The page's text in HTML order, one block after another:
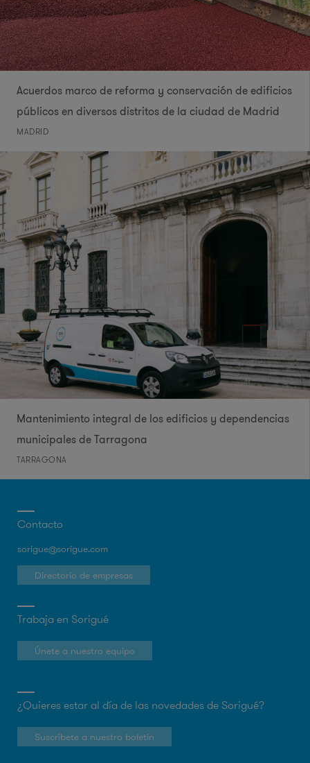
Acuerdos marco de reforma y conservación de edificios
públicos en diversos distritos de la ciudad de Madrid
MADRID
Mantenimiento integral de los edificios y dependencias
municipales de Tarragona
TARRAGONA
Contacto
sorigue@sorigue.com
Directorio de empresas
Trabaja en Sorigué
Únete a nuestro equipo
¿Quieres estar al día de las novedades de Sorigué?
Suscríbete a nuestro boletín